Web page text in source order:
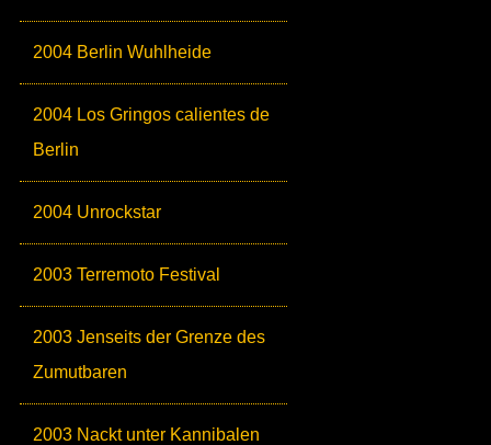
2004 Berlin Wuhlheide
2004 Los Gringos calientes de
Berlin
2004 Unrockstar
2003 Terremoto Festival
2003 Jenseits der Grenze des
Zumutbaren
2003 Nackt unter Kannibalen